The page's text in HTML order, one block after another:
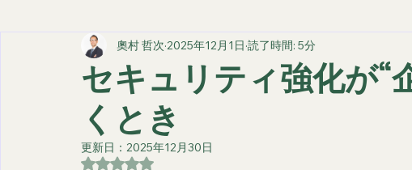
生き方を取り戻す
セキュリティ強化が“
くとき
奧村 哲次 2025年12月1日 読了時間: 5分
更新日： 2025年12月30日
5つ星のうちNaNと評価されています。